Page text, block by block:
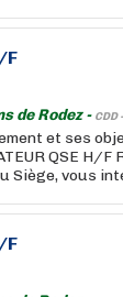
F
de Rodez - CDD -
et ses
QSE H/
Siège, vous
F